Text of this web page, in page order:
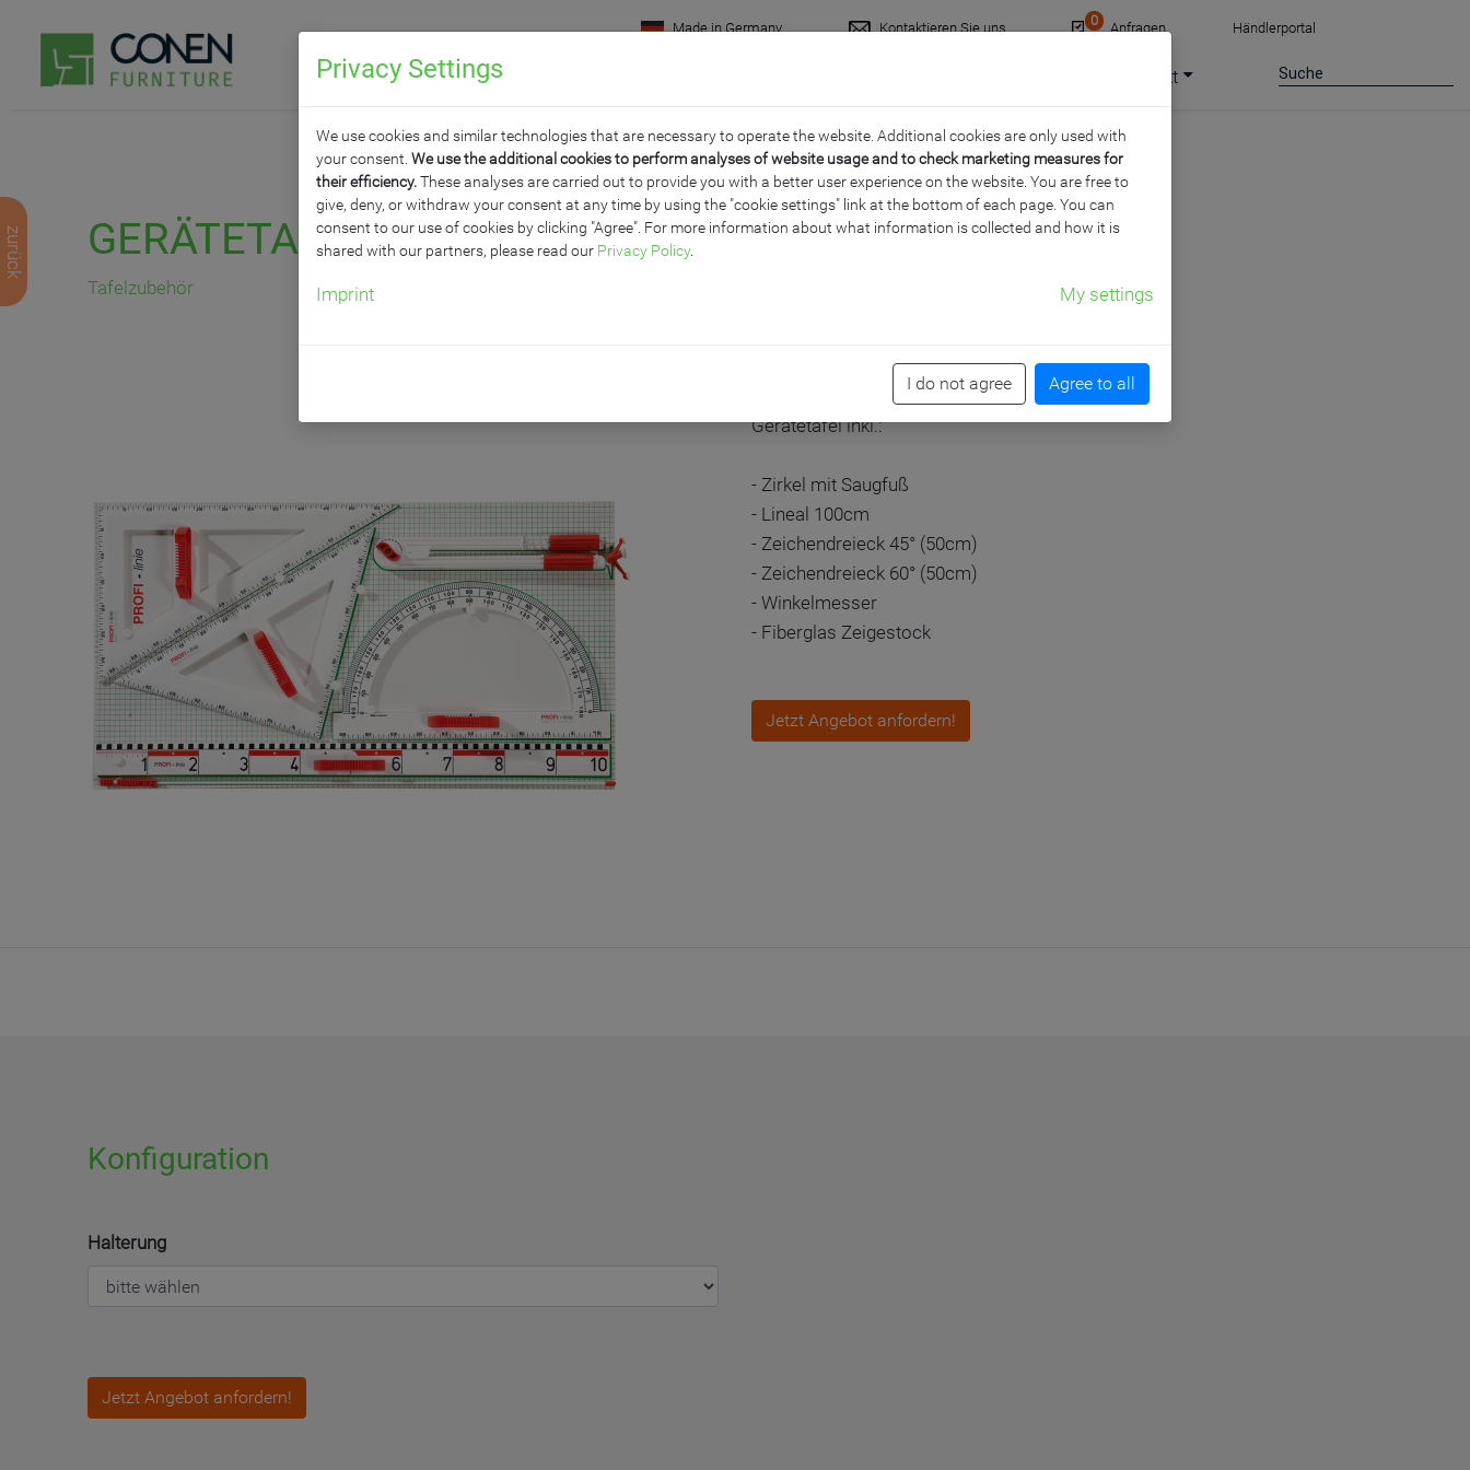
Made in Germany Kontaktieren Sie uns 0 Anfragen Händlerportal
Produkte Kontakt
zurück GERÄTETAFEL DELUXE I PROFI LINIE
Tafelzubehör
PRODUKTBESCHREIBUNG
Gerätetafel inkl.:
- Zirkel mit Saugfuß
- Lineal 100cm
- Zeichendreieck 45° (50cm)
- Zeichendreieck 60° (50cm)
- Winkelmesser
- Fiberglas Zeigestock
Jetzt Angebot anfordern!
Konfiguration
Halterung
Jetzt Angebot anfordern!
Privacy Settings
We use cookies and similar technologies that are necessary to operate the website. Additional cookies are only used with
your consent. We use the additional cookies to perform analyses of website usage and to check marketing measures for
their efficiency.These analyses are carried out to provide you with a better user experience on the website. You are free to
give, deny, or withdraw your consent at any time by using the "cookie settings" link at the bottom of each page. You can
consent to our use of cookies by clicking "Agree". For more information about what information is collected and how it is
shared with our partners, please read our Privacy Policy.
Imprint My settings
I do not agree Agree to all